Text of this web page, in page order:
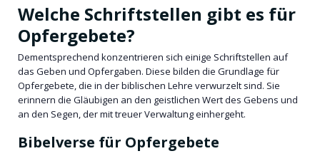
Welche Schriftstellen gibt es für
Opfergebete?
Dementsprechend konzentrieren sich einige Schriftstellen auf
das Geben und Opfergaben. Diese bilden die Grundlage für
Opfergebete, die in der biblischen Lehre verwurzelt sind. Sie
erinnern die Gläubigen an den geistlichen Wert des Gebens und
an den Segen, der mit treuer Verwaltung einhergeht.
Bibelverse für Opfergebete